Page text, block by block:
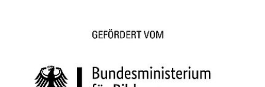
Lehrkräfte und Hochschullehrende Audio- und
Videografie zur (Weiter-)Entwicklung der eigenen